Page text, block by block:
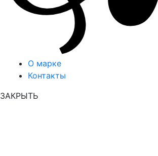
О марке
Контакты
ЗАКРЫТЬ